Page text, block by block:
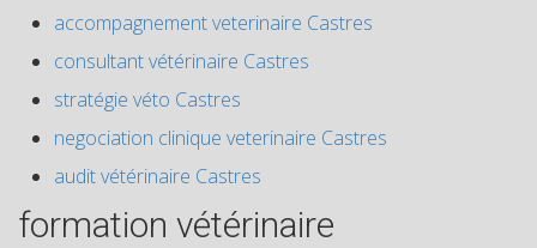
accompagnement veterinaire Castres
consultant vétérinaire Castres
stratégie véto Castres
negociation clinique veterinaire Castres
audit vétérinaire Castres
formation vétérinaire